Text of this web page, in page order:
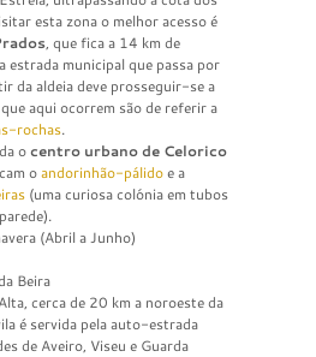
esta zona o melhor acesso é
, que fica a 14 km de
estrada municipal que passa por
da aldeia deve prosseguir-se a
aqui ocorrem são de referir a
rochas.
ocentro urbano de Celorico
oandorinhão-pálidoe a
(uma curiosa colónia em tubos
(Abril a Junho)
Beira
cerca de 20 km a noroeste da
é servida pela auto-estrada
de Aveiro, Viseu e Guarda